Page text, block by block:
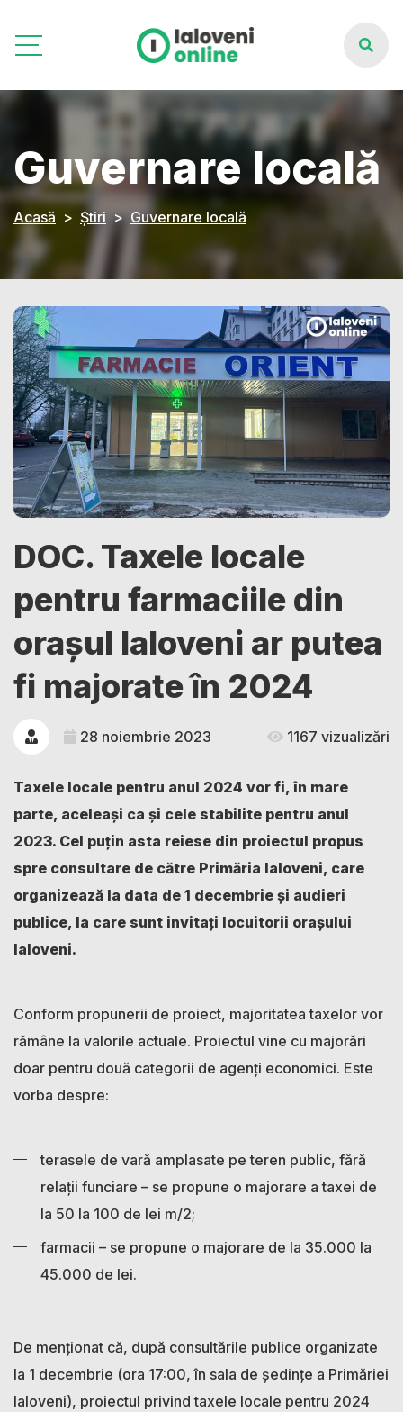
Guvernare locală
Acasă Știri Guvernare locală
DOC. Taxele locale
pentru farmaciile din
orașul Ialoveni ar putea
fi majorate în 2024
28 noiembrie 2023 1167 vizualizări
Taxele locale pentru anul 2024 vor fi, în mare
parte, aceleași ca și cele stabilite pentru anul
2023. Cel puțin asta reiese din proiectul propus
spre consultare de către Primăria Ialoveni, care
organizează la data de 1 decembrie și audieri
publice, la care sunt invitați locuitorii orașului
Ialoveni.
Conform propunerii de proiect, majoritatea taxelor vor
rămâne la valorile actuale. Proiectul vine cu majorări
doar pentru două categorii de agenți economici. Este
vorba despre:
terasele de vară amplasate pe teren public, fără
relații funciare – se propune o majorare a taxei de
la 50 la 100 de lei m/2;
farmacii – se propune o majorare de la 35.000 la
45.000 de lei.
De menționat că, după consultările publice organizate
la 1 decembrie (ora 17:00, în sala de ședințe a Primăriei
Ialoveni), proiectul privind taxele locale pentru 2024